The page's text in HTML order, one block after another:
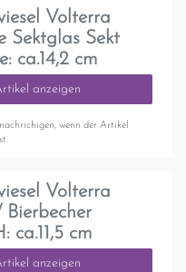
Volterra
Sektglas Sekt
ca.14,2 cm
anzeigen
wenn der Artikel
Volterra
ca.11,5 cm
anzeigen